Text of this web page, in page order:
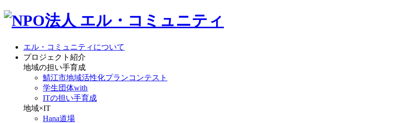
エル・コミュニティについて
プロジェクト紹介
地域の担い手育成
鯖江市地域活性化プランコンテスト
学生団体with
ITの担い手育成
地域×IT
Hana道場